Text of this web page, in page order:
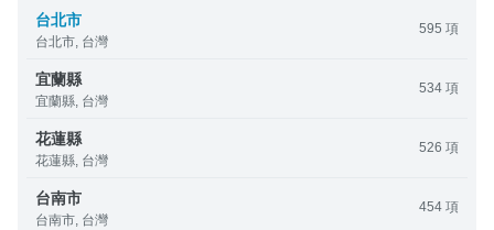
台北市
台北市, 台灣
595 項
宜蘭縣
宜蘭縣, 台灣
534 項
花蓮縣
花蓮縣, 台灣
526 項
台南市
台南市, 台灣
454 項